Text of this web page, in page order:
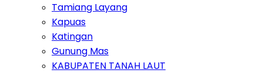
Tamiang Layang
Kapuas
Katingan
Gunung Mas
KABUPATEN TANAH LAUT